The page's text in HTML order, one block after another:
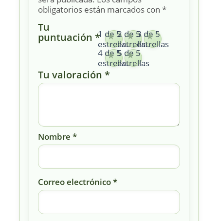
obligatorios están marcados con *
Tu
puntuación *1 de 5
estrellas
2 de 5
estrellas
3 de 5
estrellas
4 de 5
estrellas
5 de 5
estrellas
Tu valoración *
Nombre *
Correo electrónico*